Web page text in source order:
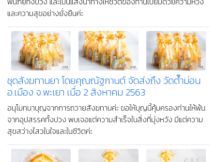
ชุดสังฆทานยา โดยคุณณัฐกานต์ จัดส่งถึง จ.พะเยา เมื่อ
11 กันยายน 2563
อนุโมทนาบุญกับการทำสังฆทานครั้งนี้ ขอให้บุญเป็นเกราะคุ้มครองให้
พ้นภัยทั้งปวง และเป็นแสงนำทางให้ชีวิตของท่านเปี่ยมด้วยความหวัง
และความสุขอย่างยั่งยืนค่ะ